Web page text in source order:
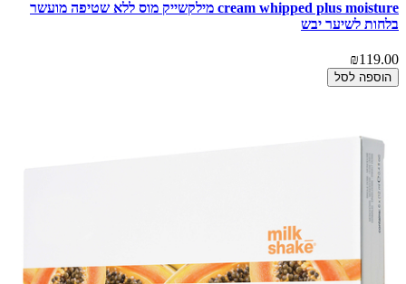
cream whipped plus moisture מילקשייק מוס ללא שטיפה מועשר
בלחות לשיער יבש
₪119.00
הוספה לסל